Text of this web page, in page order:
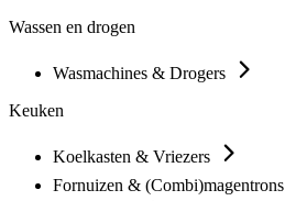
Wassen en drogen
Wasmachines & Drogers
Keuken
Koelkasten & Vriezers
Fornuizen & (Combi)magentrons